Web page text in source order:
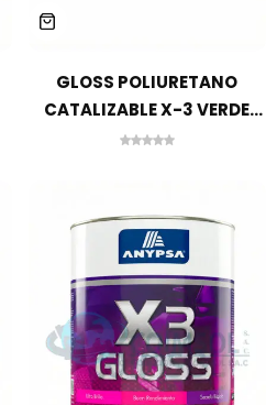
GLOSS POLIURETANO
CATALIZABLE X-3 VERDE
INDUSTRIAL GA-6080 1 GLN